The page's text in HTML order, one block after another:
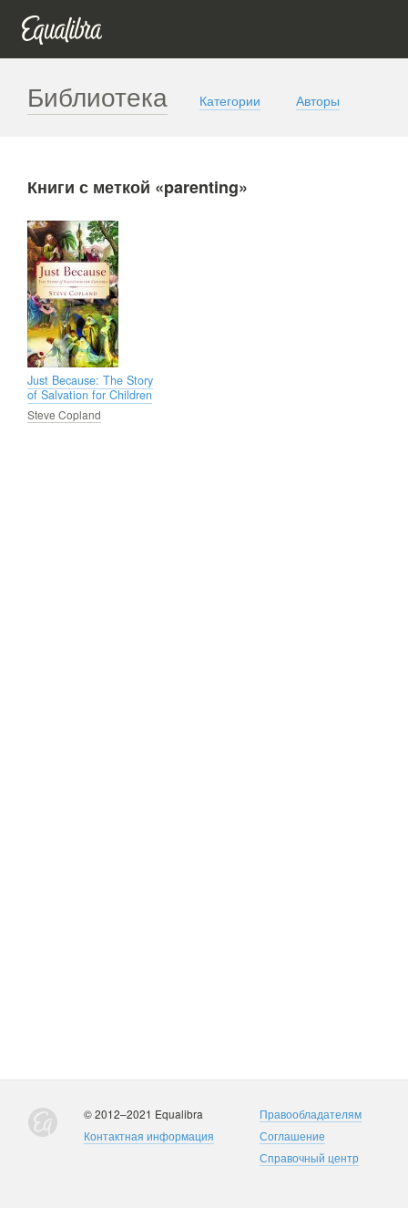
Библиотека Категории Авторы
Книги с меткой «parenting»
Just Because: The Story
of Salvation for Children
Steve Copland
© 2012–2021 Equalibra
Контактная информация
Правообладателям
Соглашение
Справочный центр